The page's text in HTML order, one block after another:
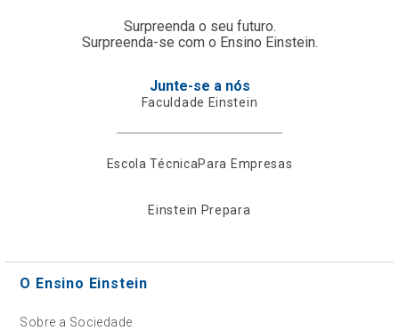
Surpreenda o seu futuro.
Surpreenda-se com o Ensino Einstein.
Junte-se a nós
Faculdade Einstein
Escola TécnicaPara Empresas
Einstein Prepara
O Ensino Einstein
Sobre a Sociedade